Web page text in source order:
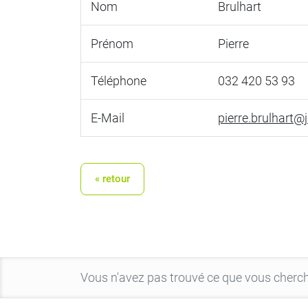
Nom Brulhart
Prénom Pierre
Téléphone 032 420 53 93
E-Mail
« retour